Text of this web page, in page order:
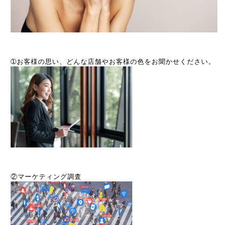
➀お客様の思い、どんな店舗やお客様の色をお聞かせください。
②マーケティング調査